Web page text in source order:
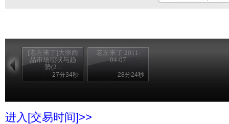
[老左来了]大宗商
品市场现状与趋
势(2...
27分34秒
老左来了 2011-
04-07
28分24秒
进入[交易时间]>>